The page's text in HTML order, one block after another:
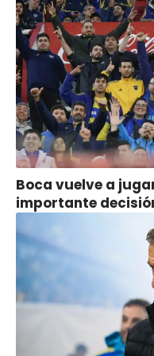
Boca vuelve a
importante